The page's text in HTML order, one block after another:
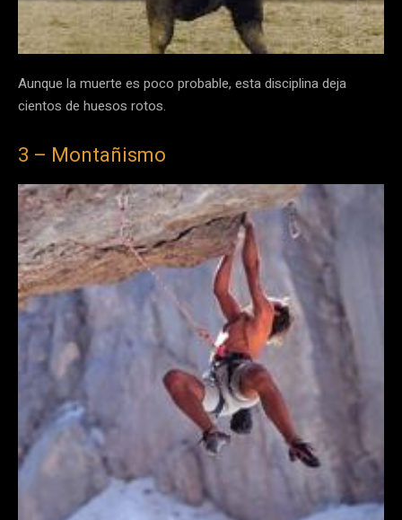
Aunque la muerte es poco probable, esta disciplina deja
cientos de huesos rotos.
3 – Montañismo